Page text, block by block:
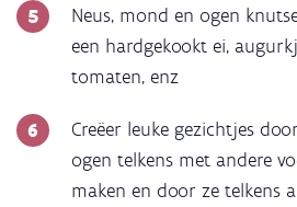
Neus, mond en ogen
een hardgekookt ei,
tomaten, enz
Creëer leuke gezichtjes
ogen telkens met andere
maken en door ze telkens